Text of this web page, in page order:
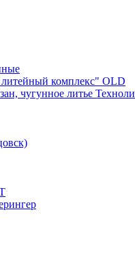
комплекс" OLD
чугунное литье